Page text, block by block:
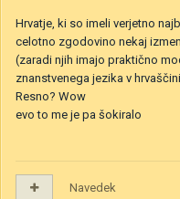
Hrvatje, ki so imeli verjetno
celotno zgodovino nekaj
(zaradi njih imajo praktično
znanstvenega jezika v
Resno? Wow
evo to me je pa šokiralo
Navedek